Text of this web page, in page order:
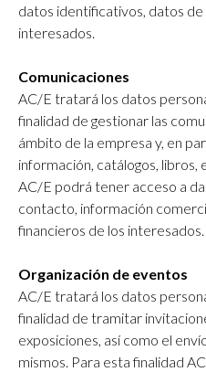
datos identificativos, datos
interesados.
Comunicaciones
AC/E tratará los datos
finalidad de gestionar las
ámbito de la empresa y, en
información, catálogos,
AC/E podrá tener acceso a
contacto, información
financieros de los interesados.
Organización de eventos
AC/E tratará los datos
finalidad de tramitar
exposiciones, así como el
mismos. Para esta finalidad